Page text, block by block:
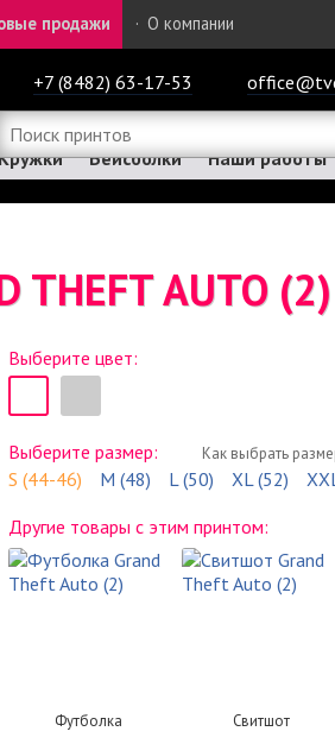
продажи · О компании
+7 (8482) 63-17-53
Бейсболки Наши работы
THEFT AUTO (2)
Выберите цвет:
Выберите размер: Как выбрать
S (44-46) M (48) L (50) XL (52)
Другие товары с этим принтом:
Футболка Свитшот